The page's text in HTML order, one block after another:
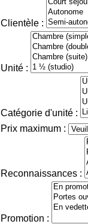
Clientèle :
Unité :
Catégorie d'unité :
Prix maximum :
Reconnaissances :
Promotion :